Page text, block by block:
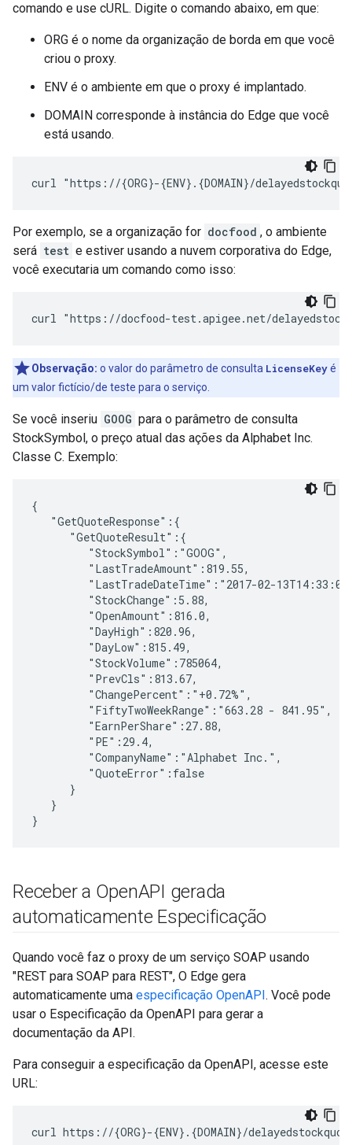
comando e use cURL. Digite o comando abaixo, em que:
ORG é o nome da organização de borda em que você
criou o proxy.
ENV é o ambiente em que o proxy é implantado.
DOMAIN corresponde à instância do Edge que você
está usando.
curl "https://{ORG}-{ENV}.{DOMAIN}/
Por exemplo, se a organização for docfood , o ambiente
será test e estiver usando a nuvem corporativa do Edge,
você executaria um comando como isso:
curl "https://docfood-test.apigee.net/
Observação: o valor do parâmetro de consulta LicenseKeyé
um valor fictício/de teste para o serviço.
Se você inseriu GOOG para o parâmetro de consulta
StockSymbol, o preço atual das ações da Alphabet Inc.
Classe C. Exemplo:
{
   "GetQuoteResponse":{
      "GetQuoteResult":{
         "StockSymbol":"GOOG",
         "LastTradeAmount":819.55,
"LastTradeDateTime":"2017-02-
         "StockChange":5.88,
         "OpenAmount":816.0,
         "DayHigh":820.96,
         "DayLow":815.49,
         "StockVolume":785064,
         "PrevCls":813.67,
         "ChangePercent":"+0.72%",
         "FiftyTwoWeekRange":"663.28 - 841.95",
         "EarnPerShare":27.88,
         "PE":29.4,
         "CompanyName":"Alphabet Inc.",
         "QuoteError":false
      }
   }
}
Receber a OpenAPI gerada
automaticamente Especificação
Quando você faz o proxy de um serviço SOAP usando
"REST para SOAP para REST", O Edge gera
automaticamente uma especificação OpenAPI. Você pode
usar o Especificação da OpenAPI para gerar a
documentação da API.
Para conseguir a especificação da OpenAPI, acesse este
URL:
curl https://{ORG}-{ENV}.{DOMAIN}/